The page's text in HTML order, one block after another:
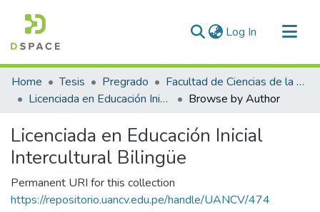
Log In (current)
Communities & Collections
All of DSpace
Home Tesis Pregrado
Facultad de Ciencias de la Educación
Licenciada en Educación Inicial Intercultural Bilingüe
Browse by Author
Licenciada en Educación Inicial
Intercultural Bilingüe
Permanent URI for this collection
https://repositorio.uancv.edu.pe/handle/UANCV/474